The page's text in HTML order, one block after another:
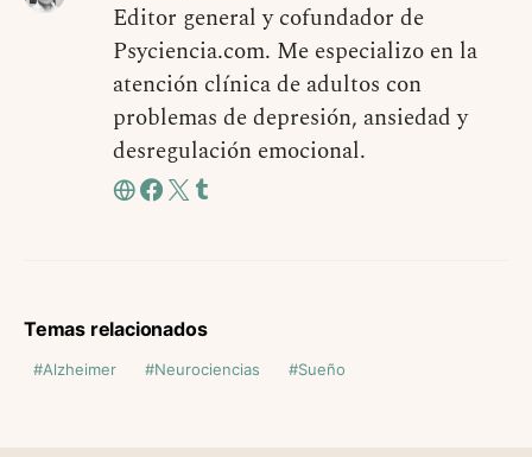
Editor general y cofundador de
Psyciencia.com. Me especializo en la
atención clínica de adultos con
problemas de depresión, ansiedad y
desregulación emocional.
Temas relacionados
Alzheimer Neurociencias Sueño